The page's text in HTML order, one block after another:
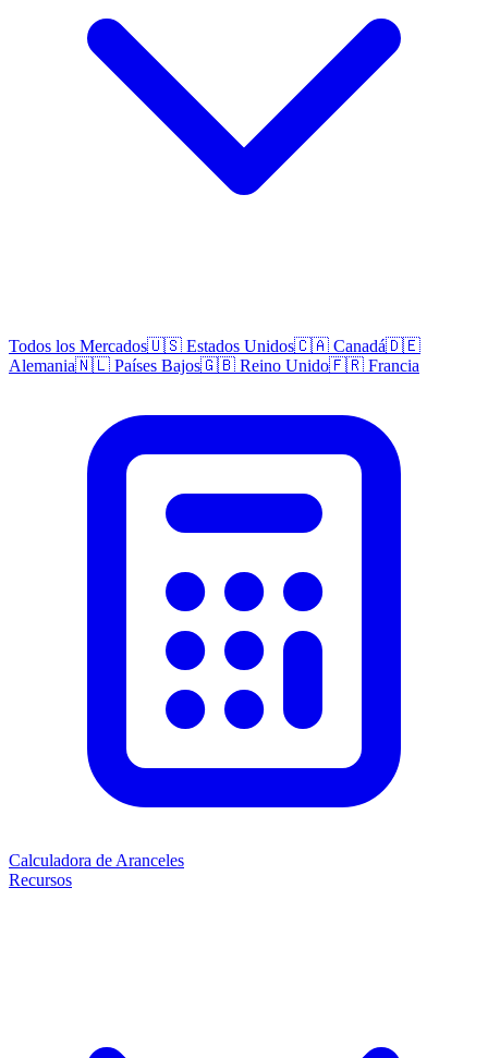
Todos los Mercados🇺🇸 Estados Unidos🇨🇦 Canadá🇩🇪
Alemania🇳🇱 Países Bajos🇬🇧 Reino Unido🇫🇷 Francia
Calculadora de Aranceles
Recursos